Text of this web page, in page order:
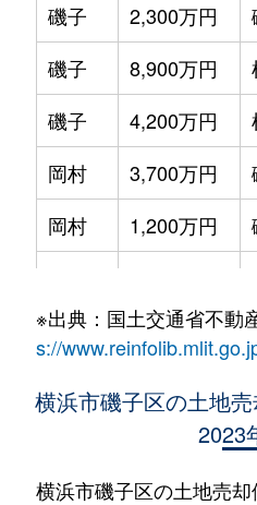
磯子
2,300万円
磯子
8,900万円
磯子
4,200万円
岡村
3,700万円
岡村
1,200万円
岡村
4,000万円
1,100万円
岡村
2,400万円
※出典：国土交通省不動
s://
横浜市磯子区の土地
2023
横浜市磯子区の土地売却